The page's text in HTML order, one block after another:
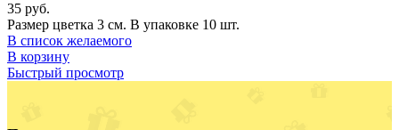
35 руб.
Размер цветка 3 см. В упаковке 10 шт.
В список желаемого
В корзину
Быстрый просмотр